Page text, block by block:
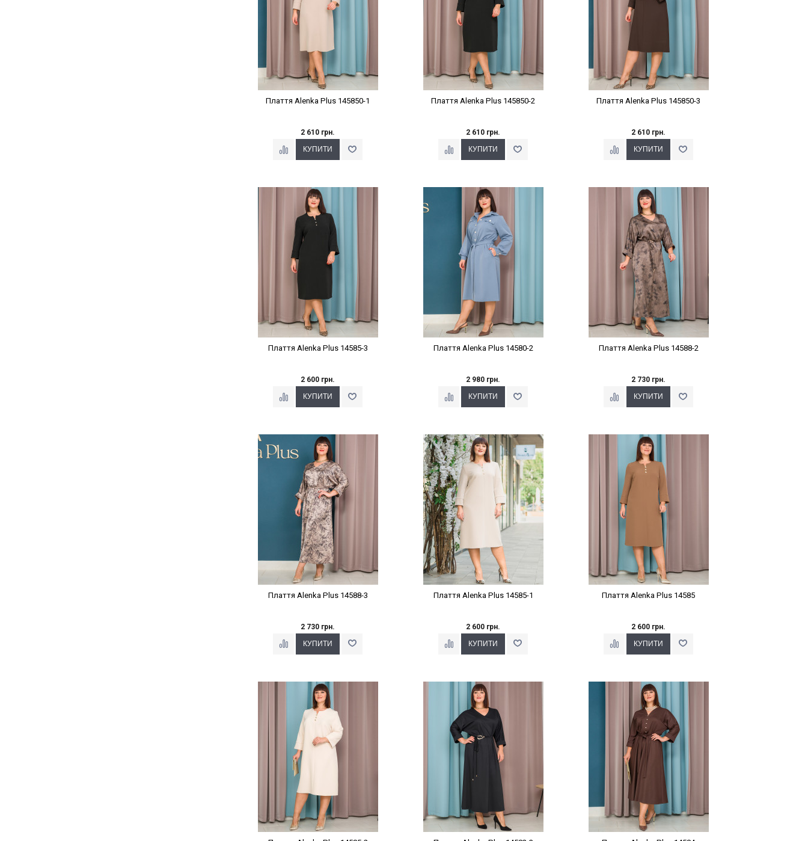
Плаття Alenka Plus 145850-1
2 610 грн.
Плаття Alenka Plus 145850-2
2 610 грн.
Плаття Alenka Plus 145850-3
2 610 грн.
Наклейки Варіант з %
Плаття Alenka Plus 14585-3
2 600 грн.
Наклейки Варіант з %
Плаття Alenka Plus 14580-2
2 980 грн.
Наклейки Варіант з %
Плаття Alenka Plus 14588-2
2 730 грн.
Наклейки Варіант з %
Плаття Alenka Plus 14588-3
2 730 грн.
Наклейки Варіант з %
Плаття Alenka Plus 14585-1
2 600 грн.
Наклейки Варіант з %
Плаття Alenka Plus 14585
2 600 грн.
Наклейки Варіант з % Наклейки Варіант з % Наклейки Варіант з %